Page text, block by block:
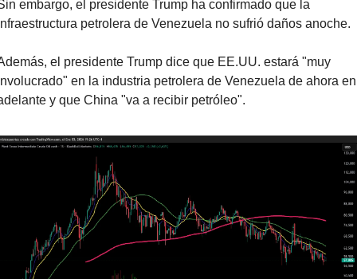
embargo, el presidente Trump ha confirmado que la
petrolera de Venezuela no sufrió daños anoche.
el presidente Trump dice que EE.UU. estará "muy
en la industria petrolera de Venezuela de ahora en
y que China "va a recibir petróleo".